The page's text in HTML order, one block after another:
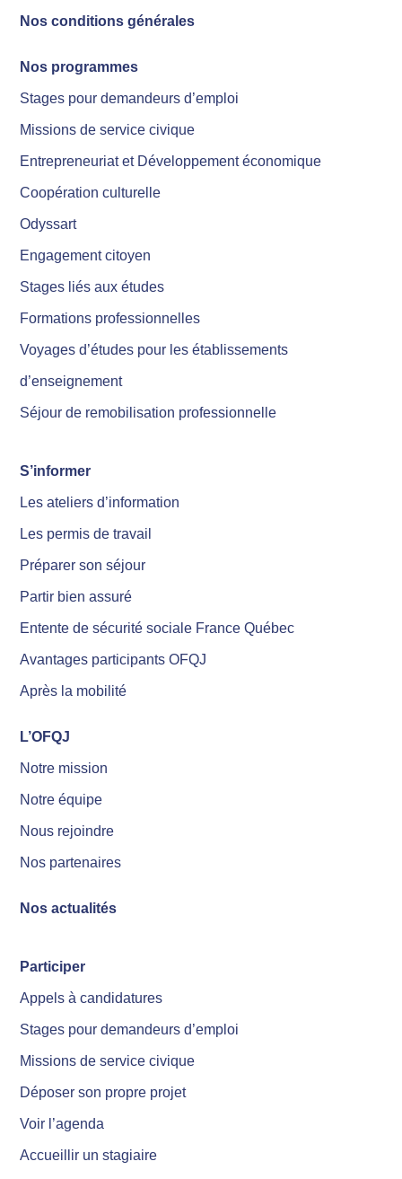
Nos conditions générales
Nos programmes
Stages pour demandeurs d’emploi
Missions de service civique
Entrepreneuriat et Développement économique
Coopération culturelle
Odyssart
Engagement citoyen
Stages liés aux études
Formations professionnelles
Voyages d’études pour les établissements
d’enseignement
Séjour de remobilisation professionnelle
S’informer
Les ateliers d’information
Les permis de travail
Préparer son séjour
Partir bien assuré
Entente de sécurité sociale France Québec
Avantages participants OFQJ
Après la mobilité
L’OFQJ
Notre mission
Notre équipe
Nous rejoindre
Nos partenaires
Nos actualités
Participer
Appels à candidatures
Stages pour demandeurs d’emploi
Missions de service civique
Déposer son propre projet
Voir l’agenda
Accueillir un stagiaire